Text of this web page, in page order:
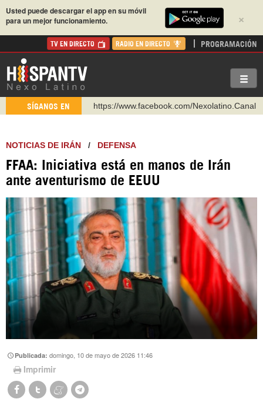
×
Usted puede descargar el app en su móvil
para un mejor funcionamiento.
TV EN DIRECTO RADIO EN DIRECTO PROGRAMACIÓN
SÍGANOS EN
https://www.facebook.com/Nexolatino.Canal
http://twitter.com/nexo_latino
https://t.me/hispantvcanal
https://urmedium.com/c/hispantv
Instagram como: hispan_tv
NOTICIAS DE IRÁN / DEFENSA
FFAA: Iniciativa está en manos de Irán
ante aventurismo de EEUU
Publicada:domingo, 10 de mayo de 2026 11:46
Imprimir